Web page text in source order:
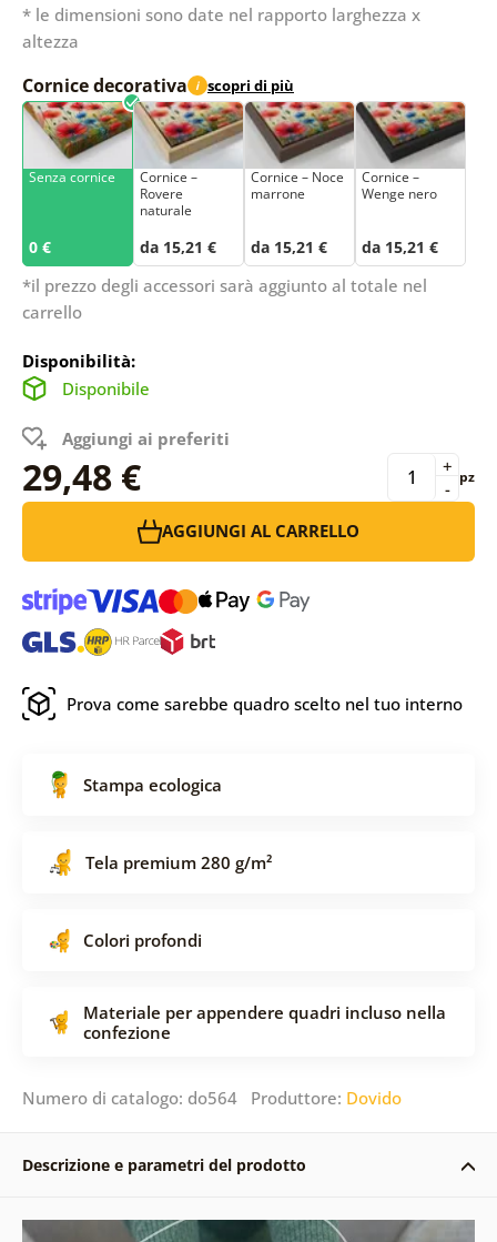
* le dimensioni sono date nel rapporto larghezza x
altezza
Cornice decorativa i scopri di più
Senza cornice
0 €
Cornice –
Rovere
naturale
da 15,21 €
Cornice – Noce
marrone
da 15,21 €
Cornice –
Wenge nero
da 15,21 €
*il prezzo degli accessori sarà aggiunto al totale nel
carrello
Disponibilità:
Disponibile
Aggiungi ai preferiti
29,48 € -
+ pz
AGGIUNGI AL CARRELLO
Prova come sarebbe quadro scelto nel tuo interno
Stampa ecologica
Tela premium 280 g/m²
Colori profondi
Materiale per appendere quadri incluso nella
confezione
Numero di catalogo: do564 Produttore: Dovido
Descrizione e parametri del prodotto